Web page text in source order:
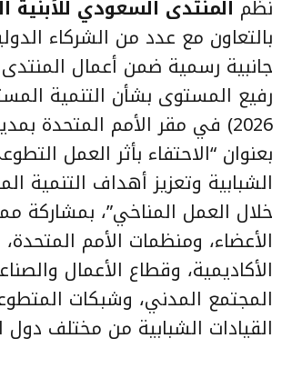
نظّم المنتدى السعودي للأبنية
بالتعاون مع عدد من الشركاء
جانبية رسمية ضمن أعمال
2026) في مقر الأمم المتحدة
بعنوان “الاحتفاء بأثر العمل
الشبابية وتعزيز أهداف التنمية
خلال العمل المناخي”، بمشاركة
الأعضاء، ومنظمات الأمم
الأكاديمية، وقطاع الأعمال
المجتمع المدني، وشبكات
القيادات الشبابية من مختلف دول